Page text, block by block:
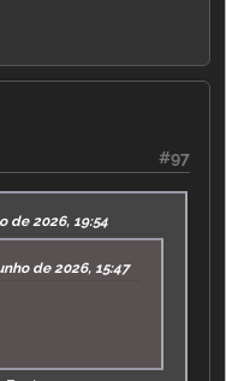
#97
de 2026, 19:54
de 2026, 15:47